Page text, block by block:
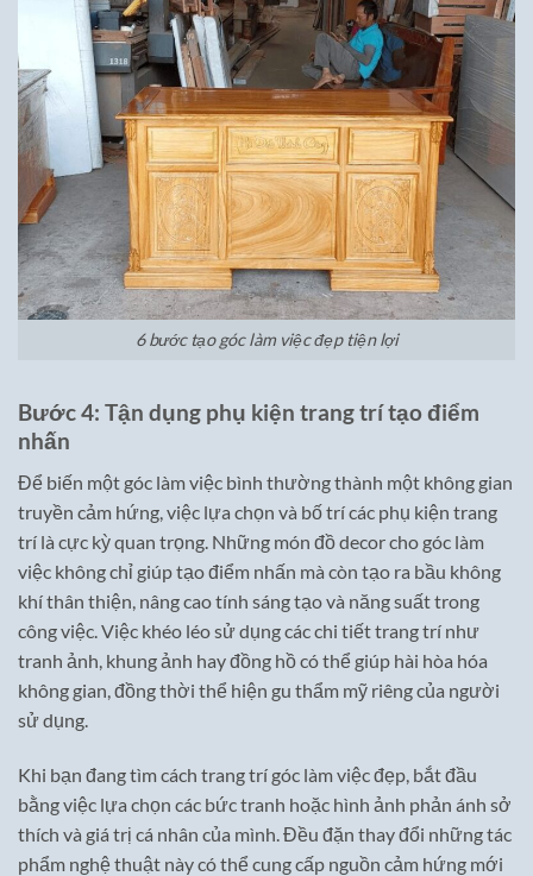
6 bước tạo góc làm việc đẹp tiện lợi
Bước 4: Tận dụng phụ kiện trang trí tạo điểm
nhấn
Để biến một góc làm việc bình thường thành một không gian
truyền cảm hứng, việc lựa chọn và bố trí các phụ kiện trang
trí là cực kỳ quan trọng. Những món đồ decor cho góc làm
việc không chỉ giúp tạo điểm nhấn mà còn tạo ra bầu không
khí thân thiện, nâng cao tính sáng tạo và năng suất trong
công việc. Việc khéo léo sử dụng các chi tiết trang trí như
tranh ảnh, khung ảnh hay đồng hồ có thể giúp hài hòa hóa
không gian, đồng thời thể hiện gu thẩm mỹ riêng của người
sử dụng.
Khi bạn đang tìm cách trang trí góc làm việc đẹp, bắt đầu
bằng việc lựa chọn các bức tranh hoặc hình ảnh phản ánh sở
thích và giá trị cá nhân của mình. Đều đặn thay đổi những tác
phẩm nghệ thuật này có thể cung cấp nguồn cảm hứng mới